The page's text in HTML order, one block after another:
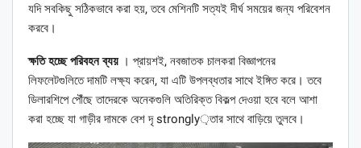
যদি সবকিছু সঠিকভাবে করা হয়, তবে মেশিনটি সত্যই দীর্ঘ সময়ের জন্য পরিবেশন
করবে।
ক্ষতি হচ্ছে পরিবহন ব্যয়। প্রায়শই, নবজাতক চালকরা বিজ্ঞাপনের
লিফলেটগুলিতে দামটি লক্ষ্য করেন, যা এটি উপলব্ধতার সাথে ইঙ্গিত করে। তবে
ডিলারশিপে পৌঁছে তাদেরকে অনেকগুলি অতিরিক্ত বিকল্প দেওয়া হবে বলে আশা
করা হচ্ছে যা গাড়ীর দামকে বেশ দৃ strongly়তার সাথে বাড়িয়ে তুলবে।